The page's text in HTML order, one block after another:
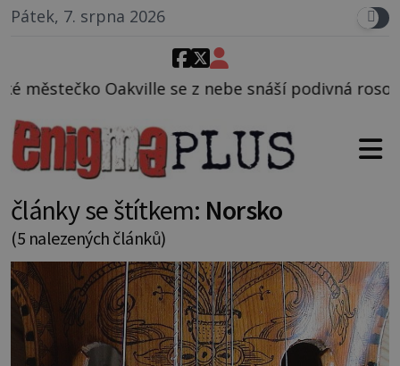
Pátek, 7. srpna 2026
snáší podivná rosolovitá látka neznámého
články se štítkem: Norsko
(5 nalezených článků)